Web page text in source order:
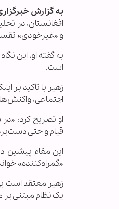
به گزارش
افغانستان، در
و «غیرخودی»
به گفته او، این
است.
زهیر با تأکید بر
اجتماعی،
او تصریح کرد:
قیام و حتی
این مقام پیشین
«گمراه‌کننده»
زهیر معتقد است
یک نظام مبتنی بر